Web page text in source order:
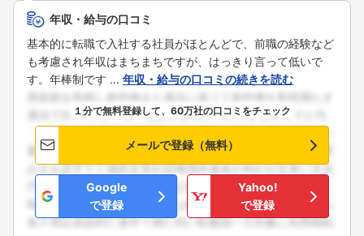
年収・給与の口コミ
基本的に転職で入社する社員がほとんどで、前職の経験など
も考慮され年収はまちまちですが、はっきり言って低いで
す。年棒制です ... 年収・給与の口コミの続きを読む
１分で無料登録して、60万社の口コミをチェック
メールで登録（無料）
Google
で登録
Yahoo!
で登録